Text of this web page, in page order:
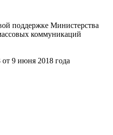
поддержке Министерства
коммуникаций
9 июня 2018 года